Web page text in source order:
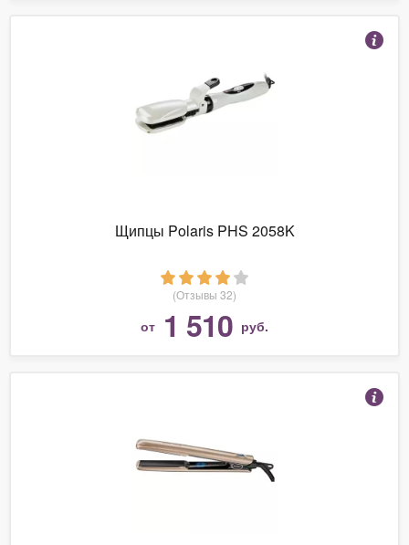
Щипцы Polaris PHS 2058K
(Отзывы 32)
от 1 510 руб.